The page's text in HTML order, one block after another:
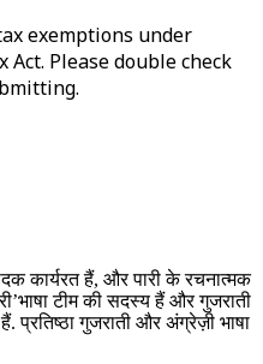
exemptions under
Act. Please double check
कार्यरत हैं, और पारी के रचनात्मक
टीम की सदस्य हैं और गुजराती
प्रतिष्ठा गुजराती और अंग्रेज़ी भाषा